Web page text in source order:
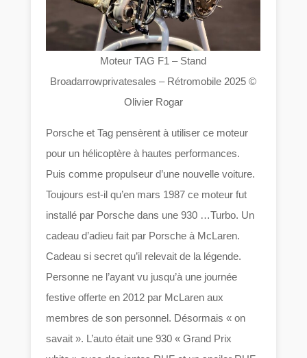
Moteur TAG F1 – Stand
Broadarrowprivatesales – Rétromobile 2025 ©
Olivier Rogar
Porsche et Tag pensèrent à utiliser ce moteur
pour un hélicoptère à hautes performances.
Puis comme propulseur d’une nouvelle voiture.
Toujours est-il qu’en mars 1987 ce moteur fut
installé par Porsche dans une 930 …Turbo. Un
cadeau d’adieu fait par Porsche à McLaren.
Cadeau si secret qu’il relevait de la légende.
Personne ne l’ayant vu jusqu’à une journée
festive offerte en 2012 par McLaren aux
membres de son personnel. Désormais « on
savait ». L’auto était une 930 « Grand Prix